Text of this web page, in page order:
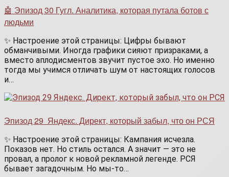
🤖 Эпизод 30 Гугл. Аналитика, которая путала ботов с
людьми
✨ Настроение этой страницы: Цифры бывают
обманчивыми. Иногда графики сияют призраками, а
вместо аплодисментов звучит пустое эхо. Но именно
тогда мы учимся отличать шум от настоящих голосов
и…
Эпизод 29 Яндекс. Директ, который забыл, что он РСЯ
✨ Настроение этой страницы: Кампания исчезла.
Показов нет. Но стиль остался. А значит — это не
провал, а пролог к новой рекламной легенде. РСЯ
бывает загадочным. Но мы-то…